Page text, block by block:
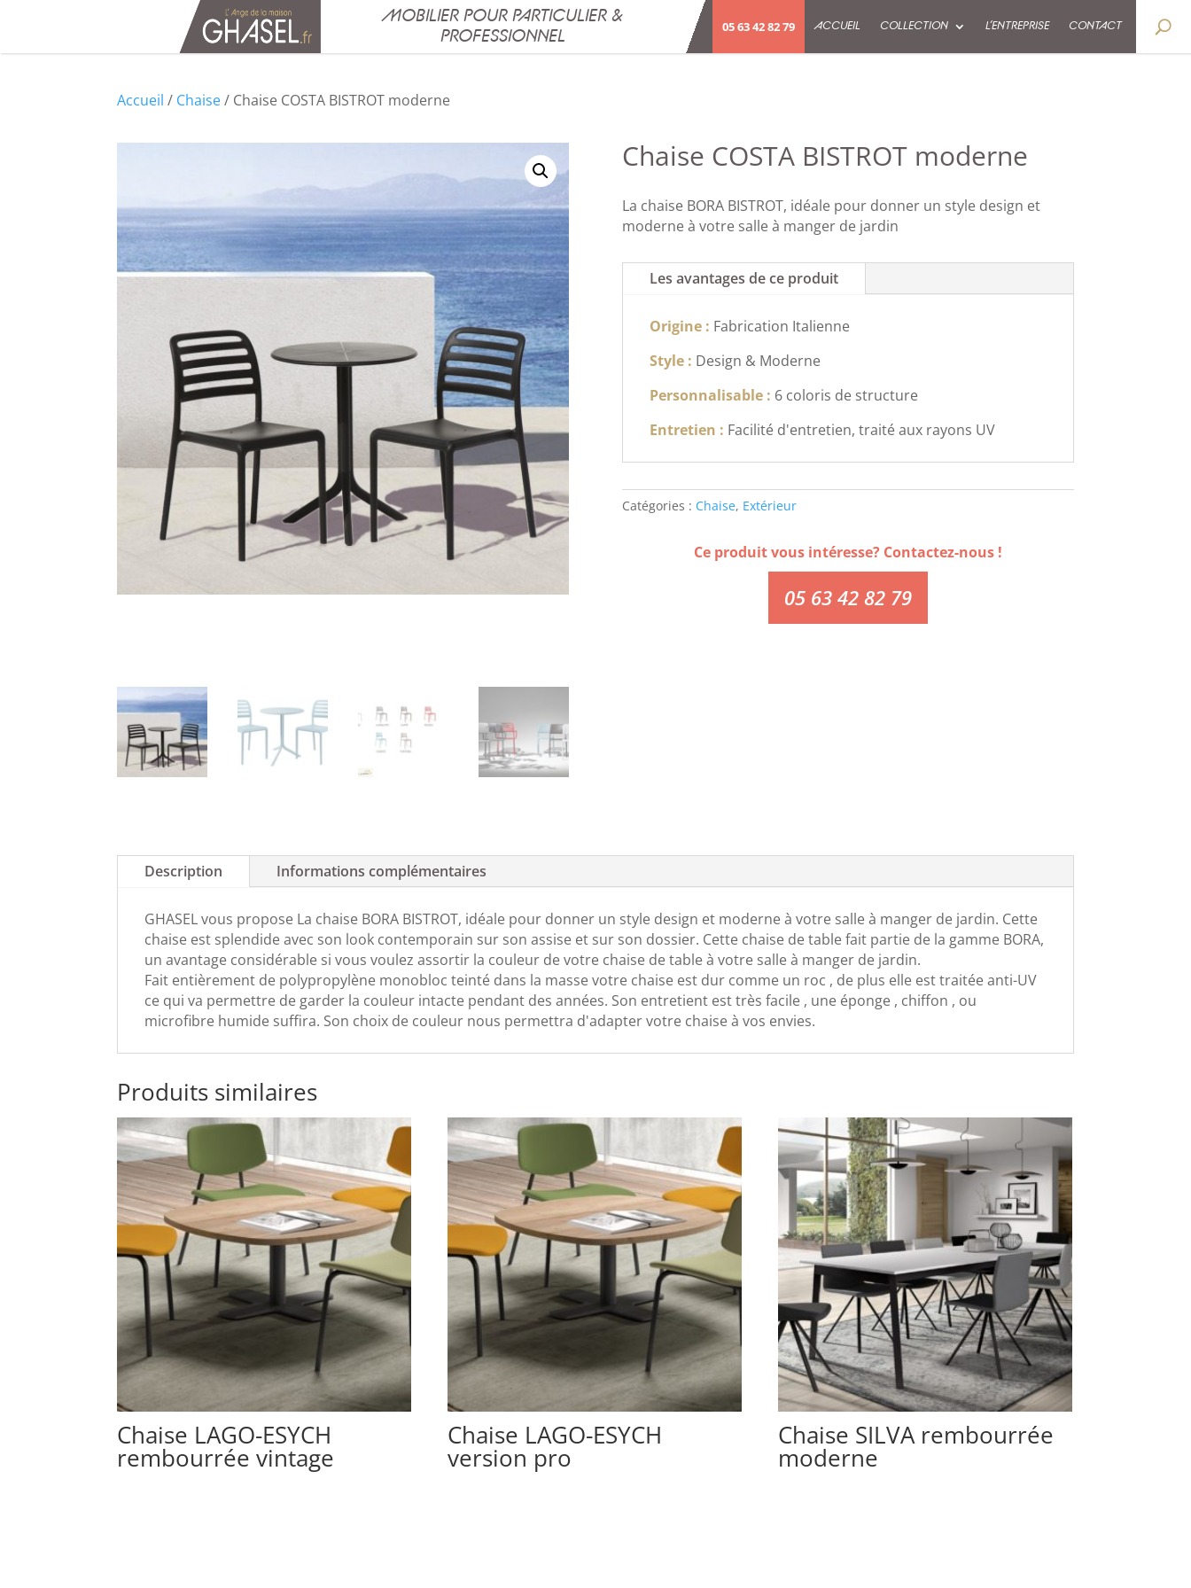
MOBILIER POUR PARTICULIER &
PROFESSIONNEL
05 63 42 82 79 ACCUEIL COLLECTION L’ENTREPRISE CONTACT
Accueil / Chaise/ Chaise COSTA BISTROT moderne
Chaise COSTA BISTROT moderne
La chaise BORA BISTROT, idéale pour donner un style design et
moderne à votre salle à manger de jardin
Les avantages de ce produit
Origine : Fabrication Italienne
Style : Design & Moderne
Personnalisable : 6 coloris de structure
Entretien : Facilité d'entretien, traité aux rayons UV
Catégories : Chaise, Extérieur
Ce produit vous intéresse? Contactez-nous !
05 63 42 82 79
Description Informations complémentaires
GHASEL vous propose La chaise BORA BISTROT, idéale pour donner un style design et moderne à votre salle à manger de jardin. Cette
chaise est splendide avec son look contemporain sur son assise et sur son dossier. Cette chaise de table fait partie de la gamme BORA,
un avantage considérable si vous voulez assortir la couleur de votre chaise de table à votre salle à manger de jardin.
Fait entièrement de polypropylène monobloc teinté dans la masse votre chaise est dur comme un roc , de plus elle est traitée anti-UV
ce qui va permettre de garder la couleur intacte pendant des années. Son entretient est très facile , une éponge , chiffon , ou
microfibre humide suffira. Son choix de couleur nous permettra d'adapter votre chaise à vos envies.
Produits similaires
Chaise LAGO-ESYCH
rembourrée vintage
Chaise LAGO-ESYCH
version pro
Chaise SILVA rembourrée
moderne